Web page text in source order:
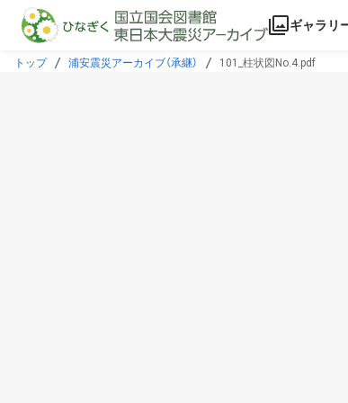
本文に飛ぶ
ギャラリ
トップ 浦安震災アーカイブ（承継） 101_柱状図No.4.pdf